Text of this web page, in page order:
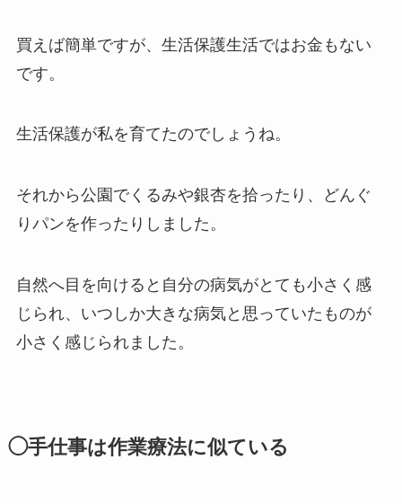
買えば簡単ですが、生活保護生活ではお金もない
です。
生活保護が私を育てたのでしょうね。
それから公園でくるみや銀杏を拾ったり、どんぐ
りパンを作ったりしました。
自然へ目を向けると自分の病気がとても小さく感
じられ、いつしか大きな病気と思っていたものが
小さく感じられました。
◯手仕事は作業療法に似ている